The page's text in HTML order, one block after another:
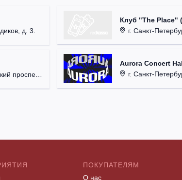
д. 3.
д. 44.
Клуб "The Place"
г. Санкт-
Aurora Concert
г. Санкт-
ПОКУПАТЕЛЯМ
О нас